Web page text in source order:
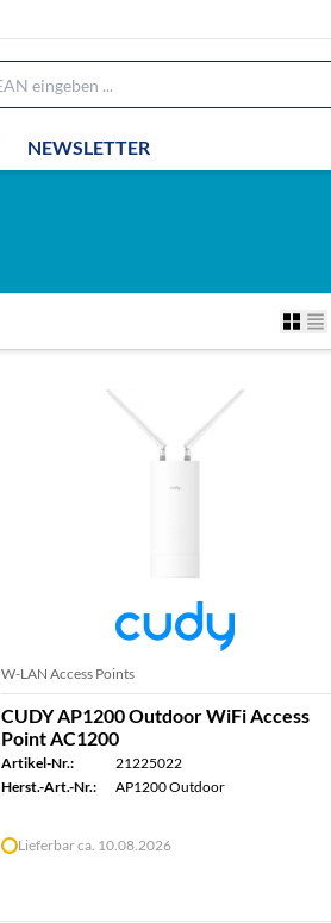
NEWSLETTER
W-LAN Access Points
CUDY AP1200 Outdoor WiFi Access
Point AC1200
Artikel-Nr.:
21225022
Herst.-Art.-Nr.:
AP1200 Outdoor
Lieferbar ca. 10.08.2026